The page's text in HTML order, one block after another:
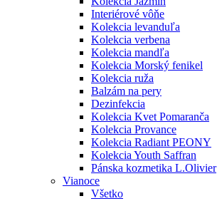
Interiérové vôňe
Kolekcia levanduľa
Kolekcia verbena
Kolekcia mandľa
Kolekcia Morský fenikel
Kolekcia ruža
Balzám na pery
Dezinfekcia
Kolekcia Kvet Pomaranča
Kolekcia Provance
Kolekcia Radiant PEONY
Kolekcia Youth Saffran
Pánska kozmetika L.Olivier
Vianoce
Všetko